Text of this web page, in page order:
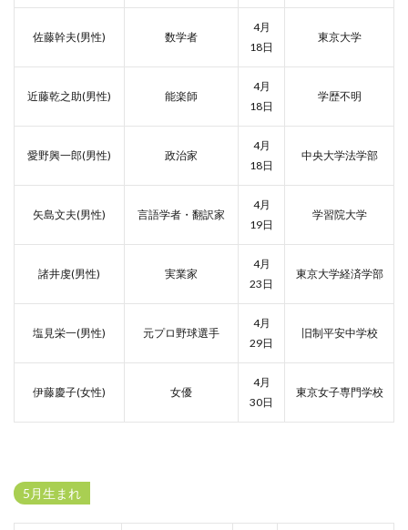
佐藤幹夫(男性) 数学者
4月
18日
東京大学
近藤乾之助(男性) 能楽師
4月
18日
学歴不明
愛野興一郎(男性) 政治家
4月
18日
中央大学法学部
矢島文夫(男性) 言語学者・翻訳家
4月
19日
学習院大学
諸井虔(男性) 実業家
4月
23日
東京大学経済学部
塩見栄一(男性) 元プロ野球選手
4月
29日
旧制平安中学校
伊藤慶子(女性) 女優
4月
30日
東京女子専門学校
5月生まれ